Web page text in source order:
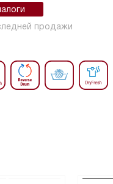
продажи